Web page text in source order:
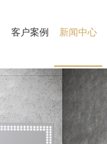
客户案例 新闻中心